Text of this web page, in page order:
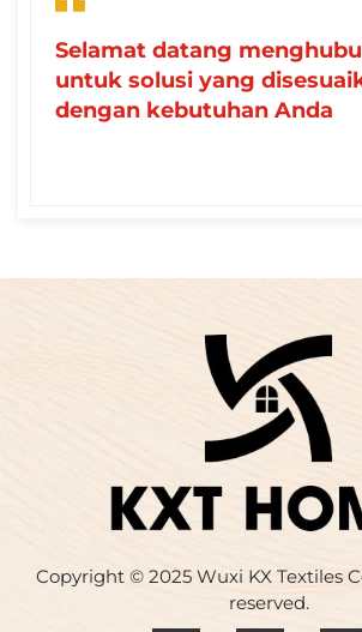
Selamat datang
untuk solusi yang
dengan kebutuhan Anda
Copyright © 2025 Wuxi KX Textiles
reserved.